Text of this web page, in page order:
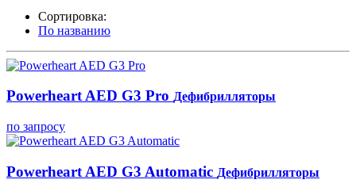
Сортировка:
По названию
Powerheart AED G3 Pro Дефибрилляторы
по запросу
Powerheart AED G3 Automatic Дефибрилляторы